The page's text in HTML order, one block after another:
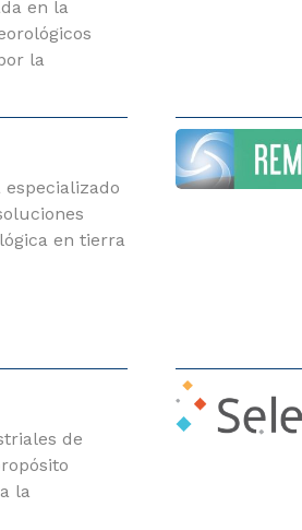
en la
la
especializado
en tierra
de
la